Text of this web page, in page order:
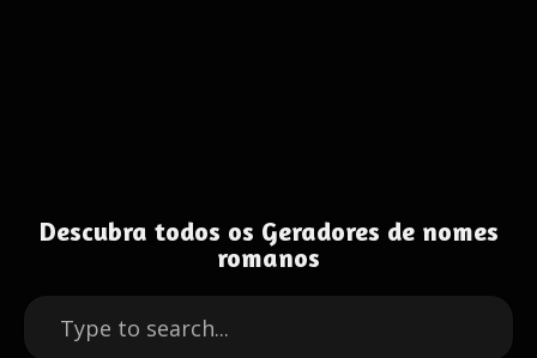
Descubra todos os Geradores de nomes
romanos